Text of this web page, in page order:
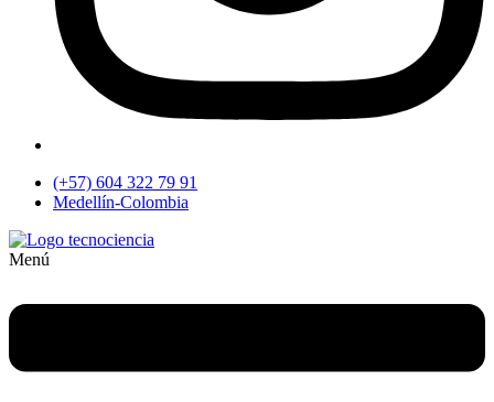
(+57) 604 322 79 91
Medellín-Colombia
Menú